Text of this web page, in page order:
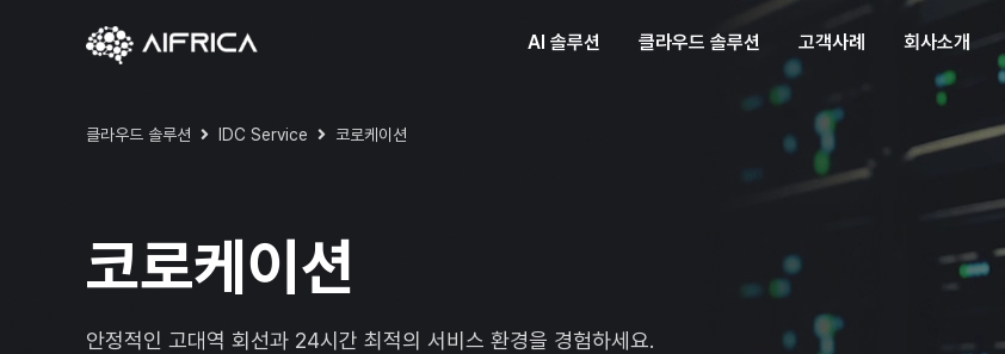
AI 솔루션 클라우드 솔루션 고객사례 회사소개
AI 솔루션 클라우드 솔루션 고객사례 회사소개
클라우드 솔루션 IDC Service 코로케이션
코로케이션
안정적인 고대역 회선과 24시간 최적의 서비스 환경을 경험하세요.